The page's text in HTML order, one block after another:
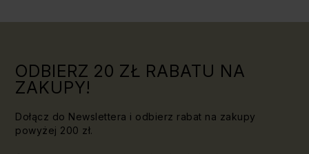
ODBIERZ 20 ZŁ RABATU NA
ZAKUPY!
Dołącz do Newslettera i odbierz rabat na zakupy
powyżej 200 zł.